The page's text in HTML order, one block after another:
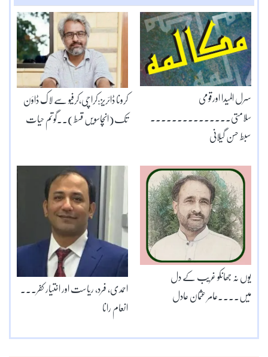
کرونا ڈائریز:کراچی،کرفیو سے لاک ڈاؤن
تک(انچاسویں قسط)۔۔گوتم حیات
سرل المیدا اورقومی
سلامتی۔۔۔۔۔۔۔۔۔۔۔۔۔۔۔
سبط حسن گیلانی
احمدی، فرد، ریاست اور اختیار کفر۔۔۔
انعام رانا
یوں نہ جھانکو غریب کے دل
میں۔۔۔۔عامر عثمان عادل